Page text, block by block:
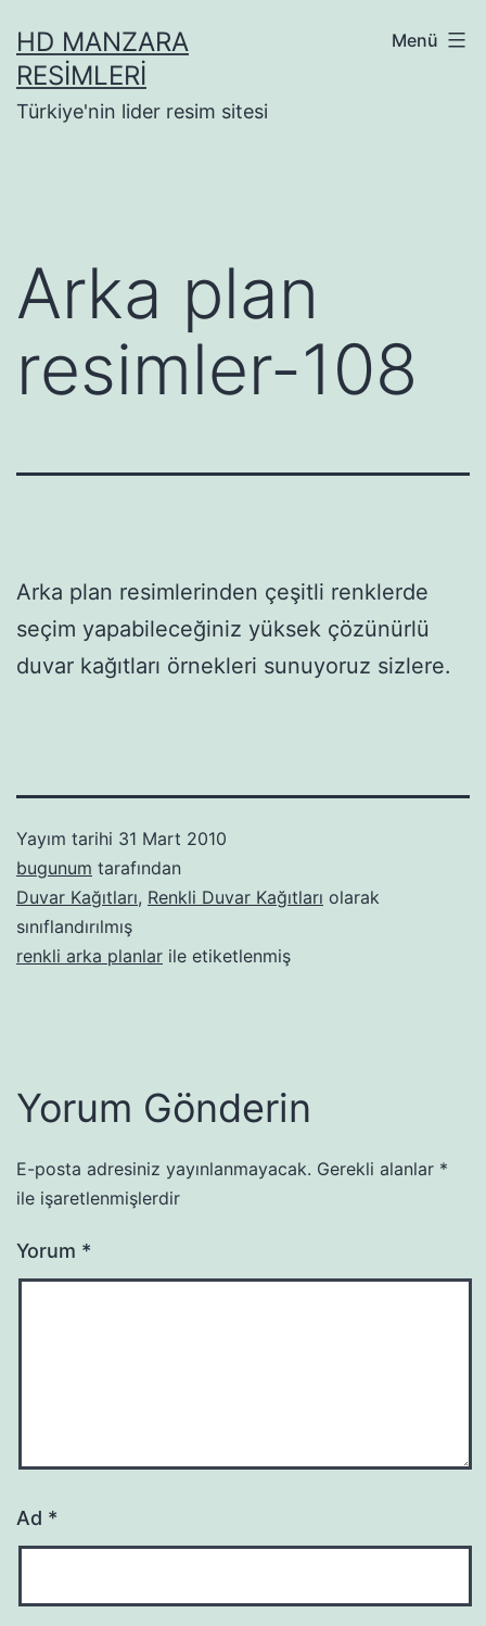
geçHD MANZARA
RESIMLERI
Türkiye'nin lider resim sitesi
Menü
Arka plan
resimler-108
Arka plan resimlerinden çeşitli renklerde
seçim yapabileceğiniz yüksek çözünürlü
duvar kağıtları örnekleri sunuyoruz sizlere.
Yayım tarihi 31 Mart 2010
bugunum tarafından
Duvar Kağıtları, Renkli Duvar Kağıtları olarak
sınıflandırılmış
renkli arka planlar ile etiketlenmiş
Yorum Gönderin
E-posta adresiniz yayınlanmayacak. Gerekli alanlar *
ile işaretlenmişlerdir
Yorum *
Ad *